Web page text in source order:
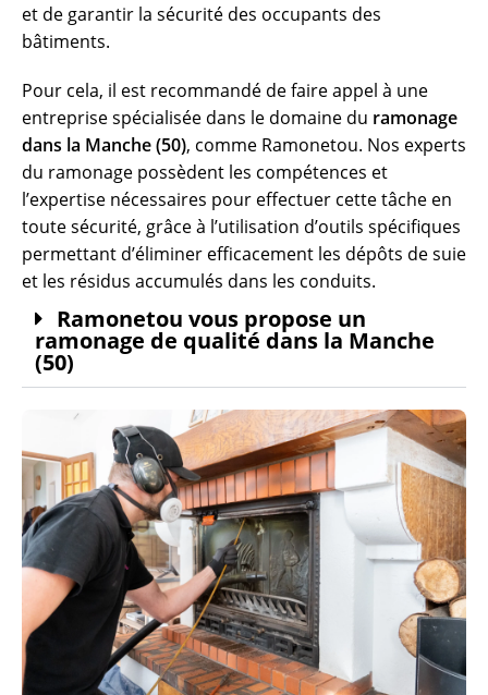
et de garantir la sécurité des occupants des
bâtiments.
Pour cela, il est recommandé de faire appel à une
entreprise spécialisée dans le domaine du ramonage
dans la Manche (50), comme Ramonetou. Nos experts
du ramonage possèdent les compétences et
l’expertise nécessaires pour effectuer cette tâche en
toute sécurité, grâce à l’utilisation d’outils spécifiques
permettant d’éliminer efficacement les dépôts de suie
et les résidus accumulés dans les conduits.
Ramonetou vous propose un
ramonage de qualité dans la Manche
(50)